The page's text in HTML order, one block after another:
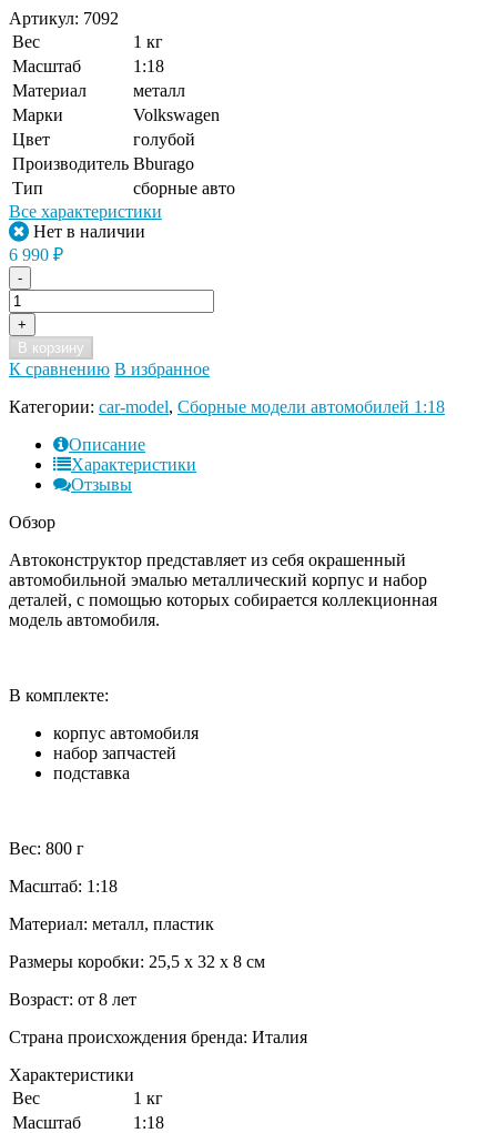
Артикул: 7092
Вес
1 кг
Масштаб
1:18
Материал
металл
Марки
Volkswagen
Цвет
голубой
Производитель Bburago
Тип
сборные авто
Все характеристики
Нет в наличии
6 990 ₽
-
+
В корзину
К сравнению В избранное
Категории: car-model, Сборные модели автомобилей 1:18
Описание
Характеристики
Отзывы
Обзор
Автоконструктор представляет из себя окрашенный
автомобильной эмалью металлический корпус и набор
деталей, с помощью которых собирается коллекционная
модель автомобиля.
В комплекте:
корпус автомобиля
набор запчастей
подставка
Вес: 800 г
Масштаб: 1:18
Материал: металл, пластик
Размеры коробки: 25,5 х 32 х 8 см
Возраст: от 8 лет
Страна происхождения бренда: Италия
Характеристики
Вес
1 кг
Масштаб
1:18